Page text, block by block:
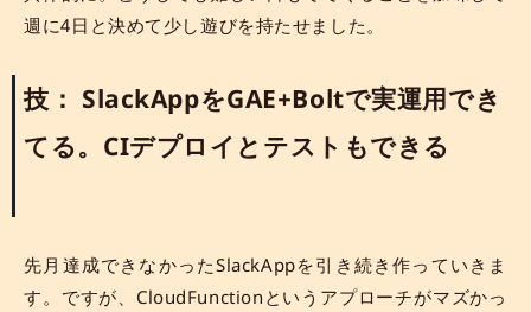
週に4日と決めて少し遊びを持たせました。
技： SlackAppをGAE+Boltで実運用でき
てる。CIデプロイとテストもできる
先月達成できなかったSlackAppを引き続き作っていきま
す。ですが、CloudFunctionというアプローチがマズかっ